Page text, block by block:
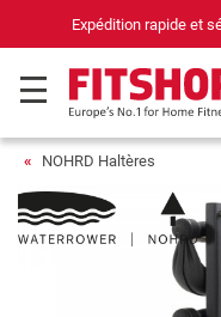
Expédition rapide et
NOHRD Haltères